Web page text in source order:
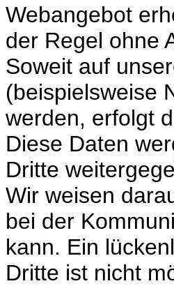
Webangebot
der Regel ohne
Soweit auf
(beispielsweise
werden, erfolgt
Diese Daten
Dritte
Wir weisen
bei der
kann. Ein
Dritte ist nicht